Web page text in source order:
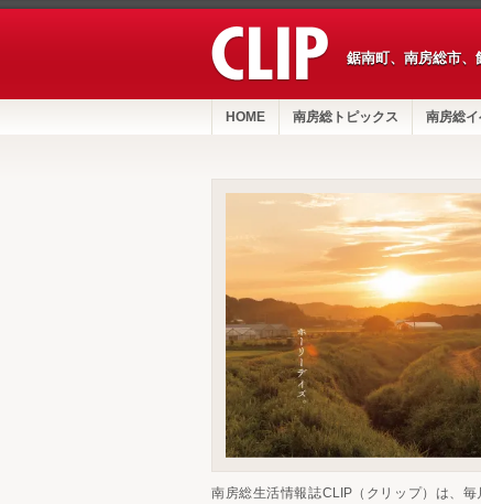
鋸南町、南房総市、
HOME 南房総トピックス 南房総
南房総生活情報誌CLIP（クリップ）は、毎